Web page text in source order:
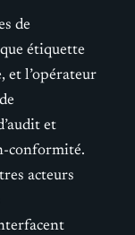
de
étiquette
et l’opérateur
et
conformité.
acteurs